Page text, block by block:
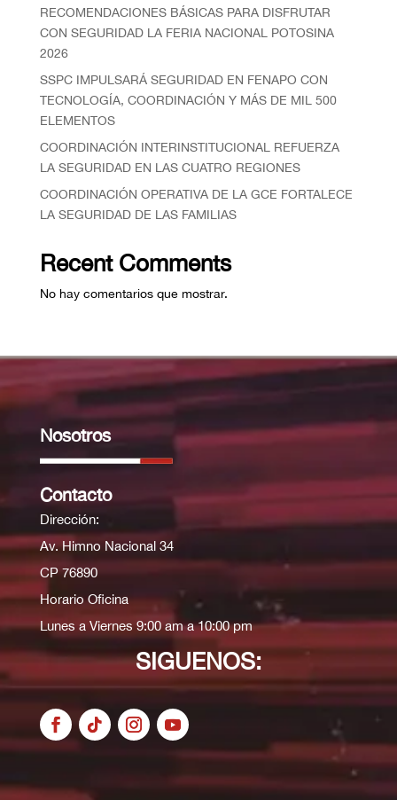
RECOMENDACIONES BÁSICAS PARA DISFRUTAR
CON SEGURIDAD LA FERIA NACIONAL POTOSINA
2026
SSPC IMPULSARÁ SEGURIDAD EN FENAPO CON
TECNOLOGÍA, COORDINACIÓN Y MÁS DE MIL 500
ELEMENTOS
COORDINACIÓN INTERINSTITUCIONAL REFUERZA
LA SEGURIDAD EN LAS CUATRO REGIONES
COORDINACIÓN OPERATIVA DE LA GCE FORTALECE
LA SEGURIDAD DE LAS FAMILIAS
Recent Comments
No hay comentarios que mostrar.
Nosotros
Contacto
Dirección:
Av. Himno Nacional 34
CP 76890
Horario Oficina
Lunes a Viernes 9:00 am a 10:00 pm
SIGUENOS: